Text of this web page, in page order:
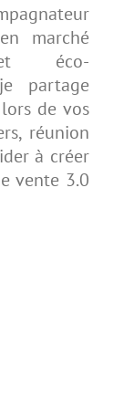
marché
éco-
partage
de vos
réunion
à créer
vente 3.0